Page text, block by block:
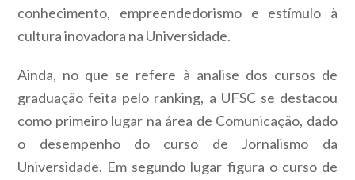
conhecimento, empreendedorismo e estímulo à
cultura inovadora na Universidade.
Ainda, no que se refere à analise dos cursos de
graduação feita pelo ranking, a UFSC se destacou
como primeiro lugar na área de Comunicação, dado
o desempenho do curso de Jornalismo da
Universidade. Em segundo lugar figura o curso de